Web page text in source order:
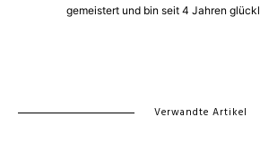
gemeistert und bin seit 4 Jahren
Verwandte Artikel